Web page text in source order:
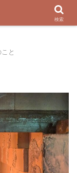
と
検索